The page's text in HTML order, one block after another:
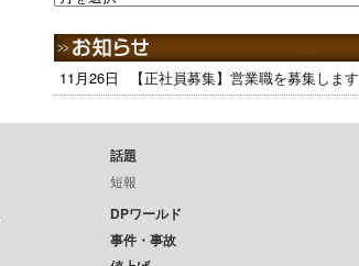
11月26日 【正社員募集】営業職を募集します
話題
短報
DPワールド
事件・事故